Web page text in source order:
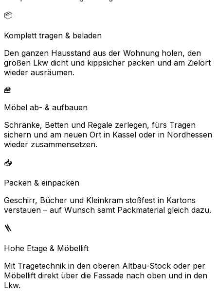
📦
Komplett tragen & beladen
Den ganzen Hausstand aus der Wohnung holen, den
großen Lkw dicht und kippsicher packen und am Zielort
wieder ausräumen.
🧰
Möbel ab- & aufbauen
Schränke, Betten und Regale zerlegen, fürs Tragen
sichern und am neuen Ort in Kassel oder in Nordhessen
wieder zusammensetzen.
📥
Packen & einpacken
Geschirr, Bücher und Kleinkram stoßfest in Kartons
verstauen – auf Wunsch samt Packmaterial gleich dazu.
🪜
Hohe Etage & Möbellift
Mit Tragetechnik in den oberen Altbau-Stock oder per
Möbellift direkt über die Fassade nach oben und in den
Lkw.